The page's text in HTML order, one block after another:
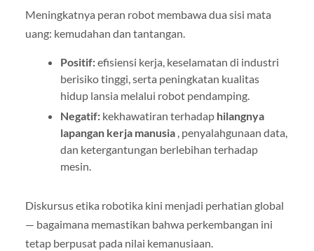
Meningkatnya peran robot membawa dua sisi mata
uang: kemudahan dan tantangan.
Positif:efisiensi kerja, keselamatan di industri
berisiko tinggi, serta peningkatan kualitas
hidup lansia melalui robot pendamping.
Negatif: kekhawatiran terhadap hilangnya
lapangan kerja manusia , penyalahgunaan data,
dan ketergantungan berlebihan terhadap
mesin.
Diskursus etika robotika kini menjadi perhatian global
— bagaimana memastikan bahwa perkembangan ini
tetap berpusat pada nilai kemanusiaan.